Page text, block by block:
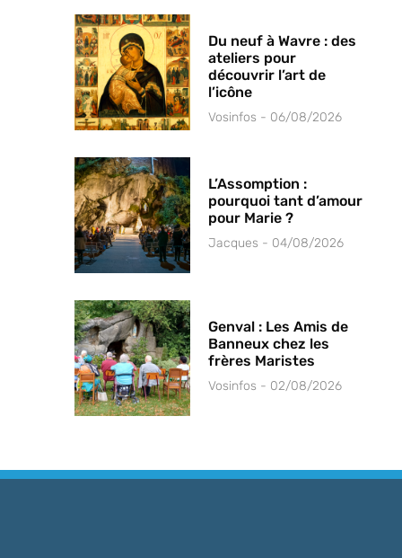
Du neuf à Wavre : des
ateliers pour
découvrir l’art de
l’icône
Vosinfos 06/08/2026
L’Assomption :
pourquoi tant d’amour
pour Marie ?
Jacques 04/08/2026
Genval : Les Amis de
Banneux chez les
frères Maristes
Vosinfos 02/08/2026